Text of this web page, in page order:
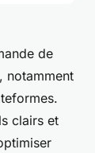
de
notamment
clairs et